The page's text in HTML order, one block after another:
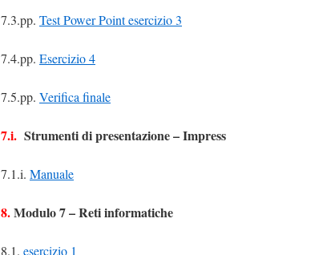
7.3.pp. Test Power Point esercizio 3
7.4.pp. Esercizio 4
7.5.pp. Verifica finale
7.i. Strumenti di presentazione – Impress
7.1.i. Manuale
8.Modulo 7 – Reti informatiche
8.1. esercizio 1